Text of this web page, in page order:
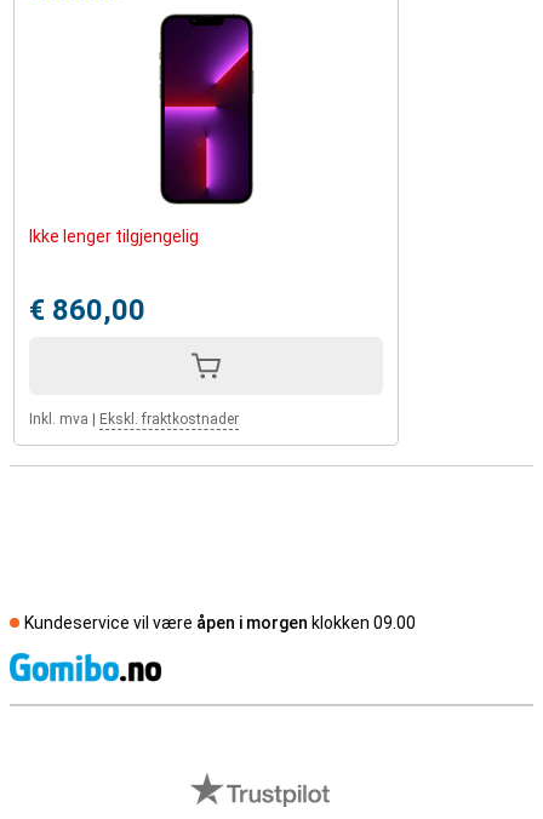
Ikke lenger tilgjengelig
€ 860,00
Inkl. mva Ekskl. fraktkostnader
Kundeservice vil være åpen i morgen klokken 09.00